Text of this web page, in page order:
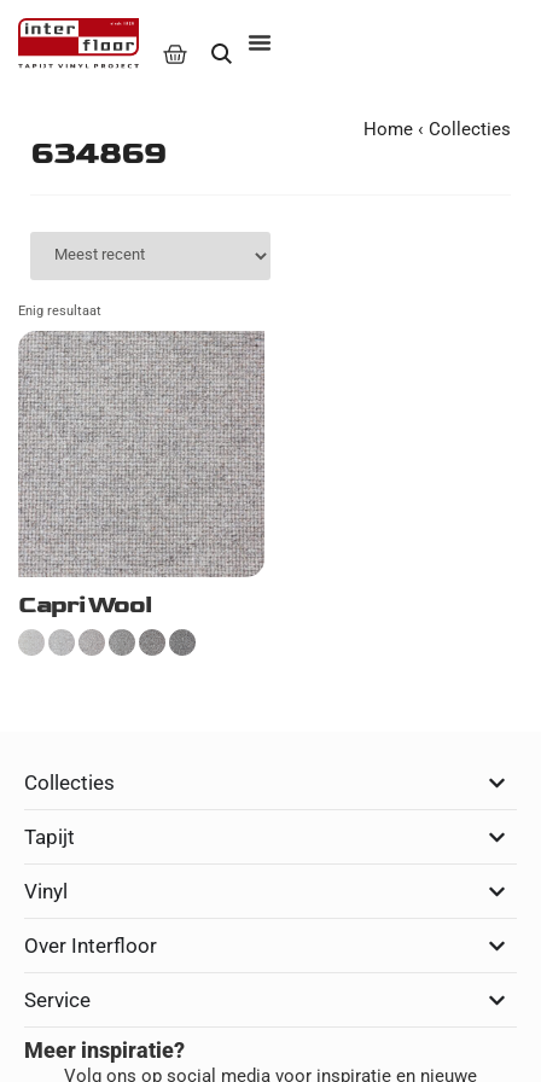
634869
Home ‹ Collecties
Enig resultaat
Capri Wool
Collecties
Tapijt
Vinyl
Over Interfloor
Service
Meer inspiratie?
Volg ons op social media voor inspiratie en nieuwe